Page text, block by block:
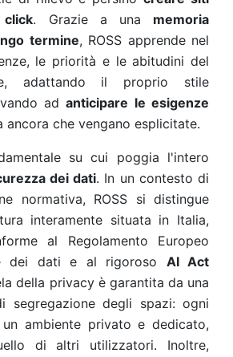
. Grazie a una memoria
termine, ROSS apprende nel
le priorità e le abitudini del
adattando il proprio stile
adanticipare le esigenze
ancora che vengano esplicitate.
su cui poggia l'intero
dei dati. In un contesto di
normativa, ROSS si distingue
interamente situata in Italia,
al Regolamento Europeo
dei dati e al rigoroso AI Act
della privacy è garantita da una
segregazione degli spazi: ogni
ambiente privato e dedicato,
di altri utilizzatori. Inoltre,